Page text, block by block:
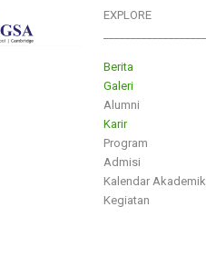
EXPLORE
Berita
Galeri
Alumni
Karir
Program
Admisi
Kalendar Akademik
Kegiatan